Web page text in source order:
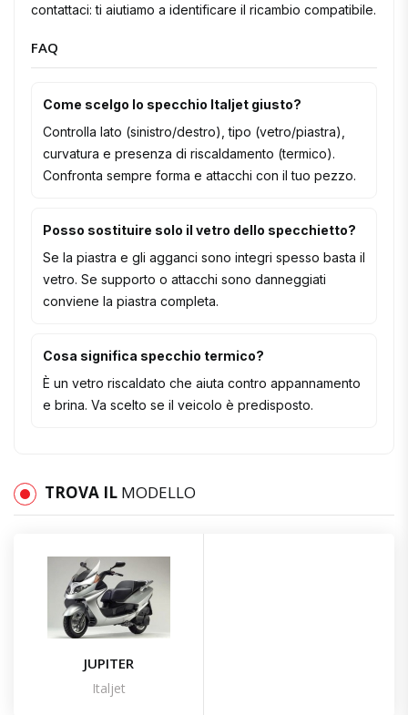
contattaci: ti aiutiamo a identificare il ricambio compatibile.
FAQ
Come scelgo lo specchio Italjet giusto?
Controlla lato (sinistro/destro), tipo (vetro/piastra),
curvatura e presenza di riscaldamento (termico).
Confronta sempre forma e attacchi con il tuo pezzo.
Posso sostituire solo il vetro dello specchietto?
Se la piastra e gli agganci sono integri spesso basta il
vetro. Se supporto o attacchi sono danneggiati
conviene la piastra completa.
Cosa significa specchio termico?
È un vetro riscaldato che aiuta contro appannamento
e brina. Va scelto se il veicolo è predisposto.
TROVA IL MODELLO
JUPITER
Italjet